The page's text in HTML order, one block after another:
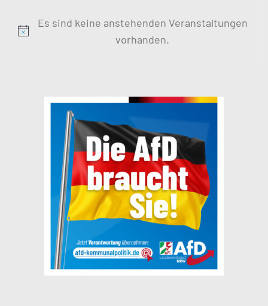
Hinweis
Es sind keine anstehenden Veranstaltungen
vorhanden.